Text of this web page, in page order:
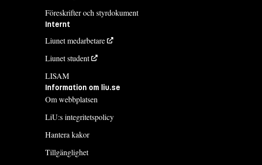
Föreskrifter och styrdokument
Internt
Liunet medarbetare
Liunet student
LISAM
Information om liu.se
Om webbplatsen
LiU:s integritetspolicy
Hantera kakor
Tillgänglighet